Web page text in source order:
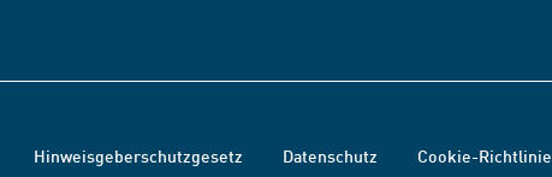
Hinweisgeberschutzgesetz Datenschutz Cookie-Richtlinie